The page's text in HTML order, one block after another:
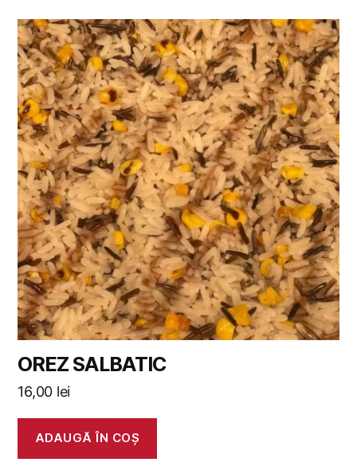
OREZ SALBATIC
16,00 lei
ADAUGĂ ÎN COȘ